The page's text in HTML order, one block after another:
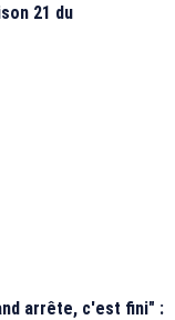
21 du
arrête, c'est fini" :